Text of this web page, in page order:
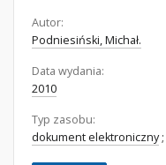
Autor:
Podniesiński, Michał.
Data wydania:
2010
Typ zasobu:
dokument elektroniczny;